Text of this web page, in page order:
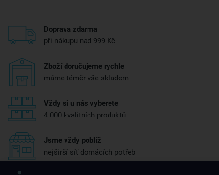
Doprava zdarma
při nákupu nad 999 Kč
Zboží doručujeme rychle
máme téměr vše skladem
Vždy si u nás vyberete
4 000 kvalitních produktů
Jsme vždy poblíž
nejširší síť domácích potřeb
Získejte rady, recepty a tipy na slevy dřív než